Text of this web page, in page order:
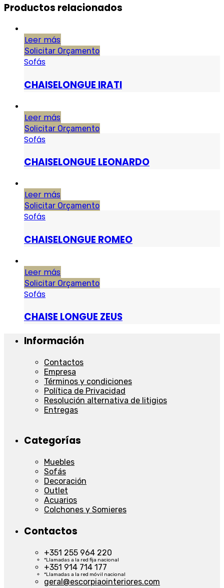
Productos relacionados
Leer más
Solicitar Orçamento
Sofás
CHAISELONGUE IRATI
Leer más
Solicitar Orçamento
Sofás
CHAISELONGUE LEONARDO
Leer más
Solicitar Orçamento
Sofás
CHAISELONGUE ROMEO
Leer más
Solicitar Orçamento
Sofás
CHAISE LONGUE ZEUS
Información
Contactos
Empresa
Términos y condiciones
Política de Privacidad
Resolución alternativa de litigios
Entregas
Categorías
Muebles
Sofás
Decoración
Outlet
Acuarios
Colchones y Somieres
Contactos
+351 255 964 220
*Llamadas a la red fija nacional
+351 914 714 177
*Llamadas a la red móvil nacional
geral@escorpiaointeriores.com